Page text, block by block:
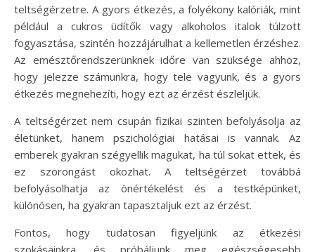
teltségérzetre. A gyors étkezés, a folyékony kalóriák, mint
például a cukros üdítők vagy alkoholos italok túlzott
fogyasztása, szintén hozzájárulhat a kellemetlen érzéshez.
Az emésztőrendszerünknek időre van szüksége ahhoz,
hogy jelezze számunkra, hogy tele vagyunk, és a gyors
étkezés megnehezíti, hogy ezt az érzést észleljük.
A teltségérzet nem csupán fizikai szinten befolyásolja az
életünket, hanem pszichológiai hatásai is vannak. Az
emberek gyakran szégyellik magukat, ha túl sokat ettek, és
ez szorongást okozhat. A teltségérzet továbbá
befolyásolhatja az önértékelést és a testképünket,
különösen, ha gyakran tapasztaljuk ezt az érzést.
Fontos, hogy tudatosan figyeljünk az étkezési
szokásainkra, és próbáljunk meg egészségesebb